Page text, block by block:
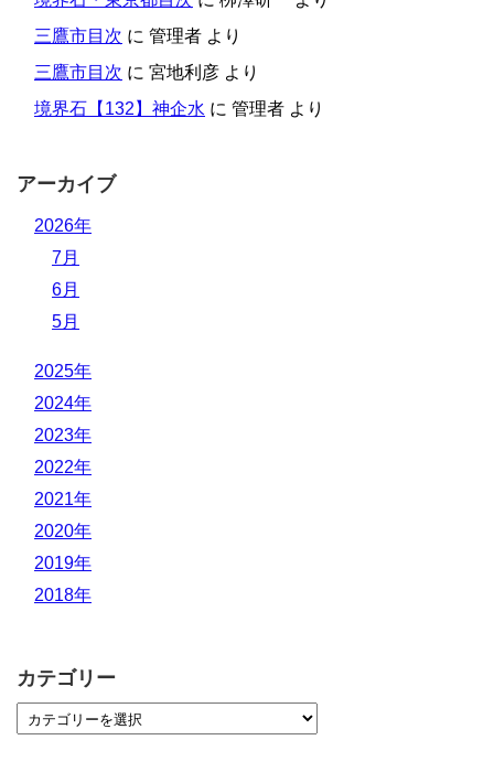
三鷹市目次 に 管理者 より
三鷹市目次 に 宮地利彦 より
境界石【132】神企水 に 管理者 より
アーカイブ
2026年
7月
6月
5月
2025年
2024年
2023年
2022年
2021年
2020年
2019年
2018年
カテゴリー